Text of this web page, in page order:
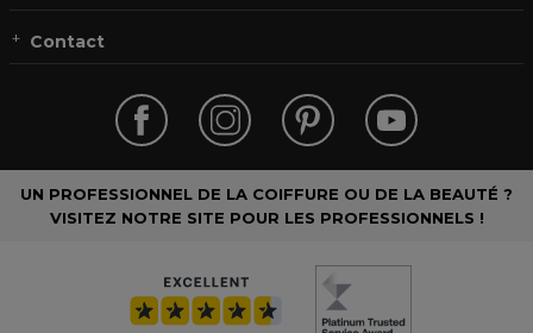
Contact
UN PROFESSIONNEL DE LA COIFFURE OU DE LA BEAUTÉ ?
VISITEZ NOTRE SITE POUR LES PROFESSIONNELS !